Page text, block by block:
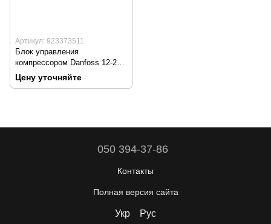
Артикул: 923373511
Блок управления
компрессором Danfoss 12-24-
115-220В
Цену уточняйте
050 394-37-86
Контакты
Полная версия сайта
Укр Рус